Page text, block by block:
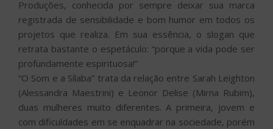
Produções, conhecida por sempre deixar sua marca
registrada de sensibilidade e bom humor em todos os
projetos que realiza. Em sua essência, o slogan que
retrata bastante o espetáculo: “porque a vida pode ser
profundamente espirituosa!”
“O Som e a Sílaba” trata da relação entre Sarah Leighton
(Alessandra Maestrini) e Leonor Delise (Mirna Rubim),
duas mulheres muito diferentes. A primeira, jovem e
com dificuldades em se enquadrar na sociedade, porém